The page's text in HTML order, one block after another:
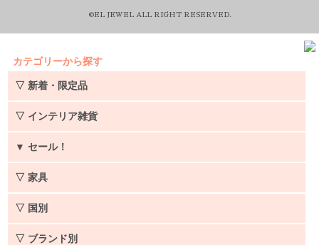
©EL JEWEL ALL RIGHT RESERVED.
カテゴリーから探す
▽ 新着・限定品
▽ インテリア雑貨
▼ セール！
▽ 家具
▽ 国別
▽ ブランド別